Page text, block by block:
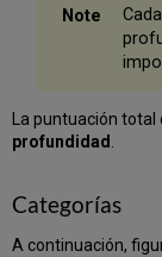
La puntuación total
profundidad .
Categorías
A continuación,